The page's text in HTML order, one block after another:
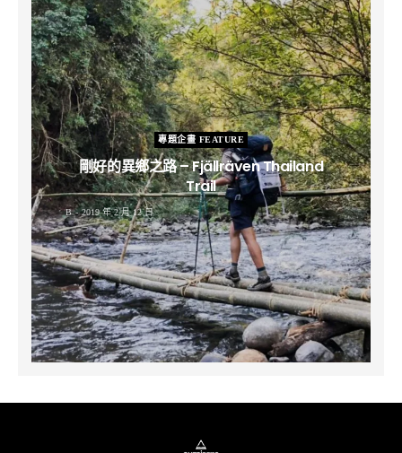
專題企畫 FEATURE
剛好的異鄉之路 – Fjällräven Thailand
Trail
B 2019 年 2 月 12 日